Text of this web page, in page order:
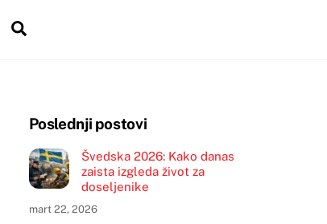
Facebook
Poslednji postovi
Švedska 2026: Kako danas
zaista izgleda život za
doseljenike
mart 22, 2026